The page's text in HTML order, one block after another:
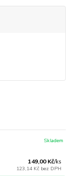
149,00 Kč/ks
123,14 Kč bez DPH
Skladem